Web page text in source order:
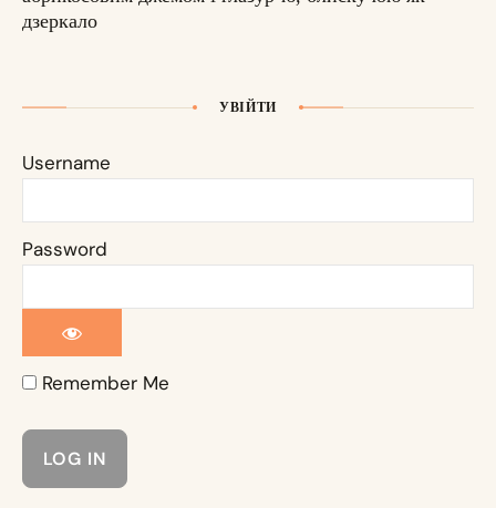
дзеркало
УВІЙТИ
Username
Password
Remember Me